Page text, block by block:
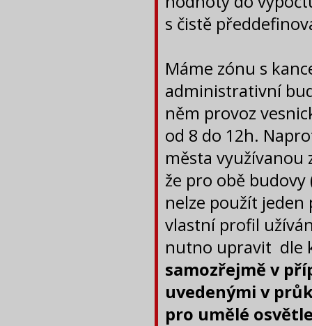
s čistě
Máme zónu s
administrativní
něm provoz
od 8 do 12h.
města využívanou
že pro obě
nelze použít
vlastní profil
nutno upravit dle
samozřejmě v
uvedenými v
pro umělé